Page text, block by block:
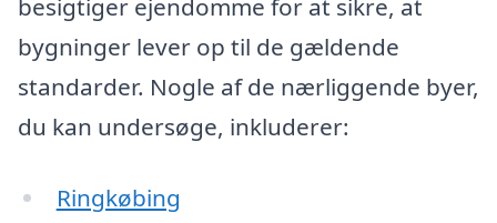
besigtiger ejendomme for at sikre, at
bygninger lever op til de gældende
standarder. Nogle af de nærliggende byer,
du kan undersøge, inkluderer:
Ringkøbing